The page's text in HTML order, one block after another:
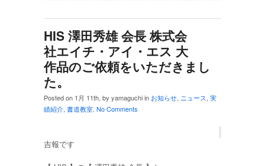
HIS 澤田秀雄 会長 株式会
社エイチ・アイ・エス 大
作品のご依頼をいただきまし
た。
Posted on 1月 11th, by yamaguchi in お知らせ, ニュース, 実
績紹介, 書道教室. No Comments
吉報です